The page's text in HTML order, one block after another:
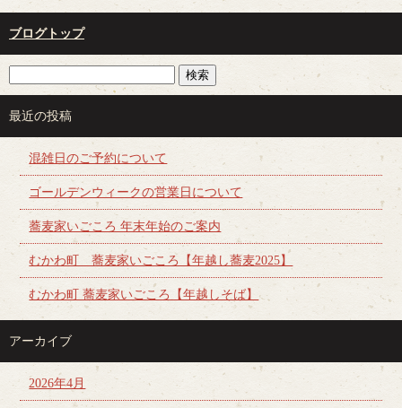
ブログトップ
最近の投稿
混雑日のご予約について
ゴールデンウィークの営業日について
蕎麦家いごころ 年末年始のご案内
むかわ町 蕎麦家いごころ【年越し蕎麦2025】
むかわ町 蕎麦家いごころ【年越しそば】
アーカイブ
2026年4月